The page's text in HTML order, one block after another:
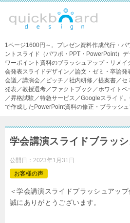
1ページ1600円～。プレゼン資料作成代行・パ
ントスライド（パワポ・PPT・PowerPoint）
ワーポイント資料のブラッシュアップ・リメ
会発表スライドデザイン／論文・ゼミ・卒論
会議／講演会／ピッチ／社内研修／提案書／
発表／教授選考／ファクトブック／ホワイト
／昇格試験／特急サービス／Googleスライド
で作成したPowerPoint資料の修正・ブラッシュ
学会講演スライドブラッ
公開日： 2023年1月31日
お客様の声
＜学会講演スライドブラッシュアップ
誠にありがとうございます。